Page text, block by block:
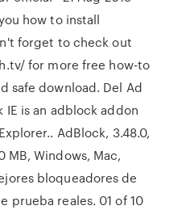
how to install
forget to check out
for more free how-to
safe download. Del Ad
is an adblock addon
AdBlock, 3.48.0,
MB, Windows, Mac,
bloqueadores de
prueba reales. 01 of 10